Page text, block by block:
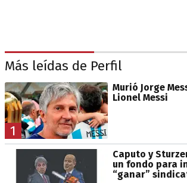
Más leídas de Perfil
1
Murió Jorge
Lionel Messi
Caputo y
un fondo para
“ganar”